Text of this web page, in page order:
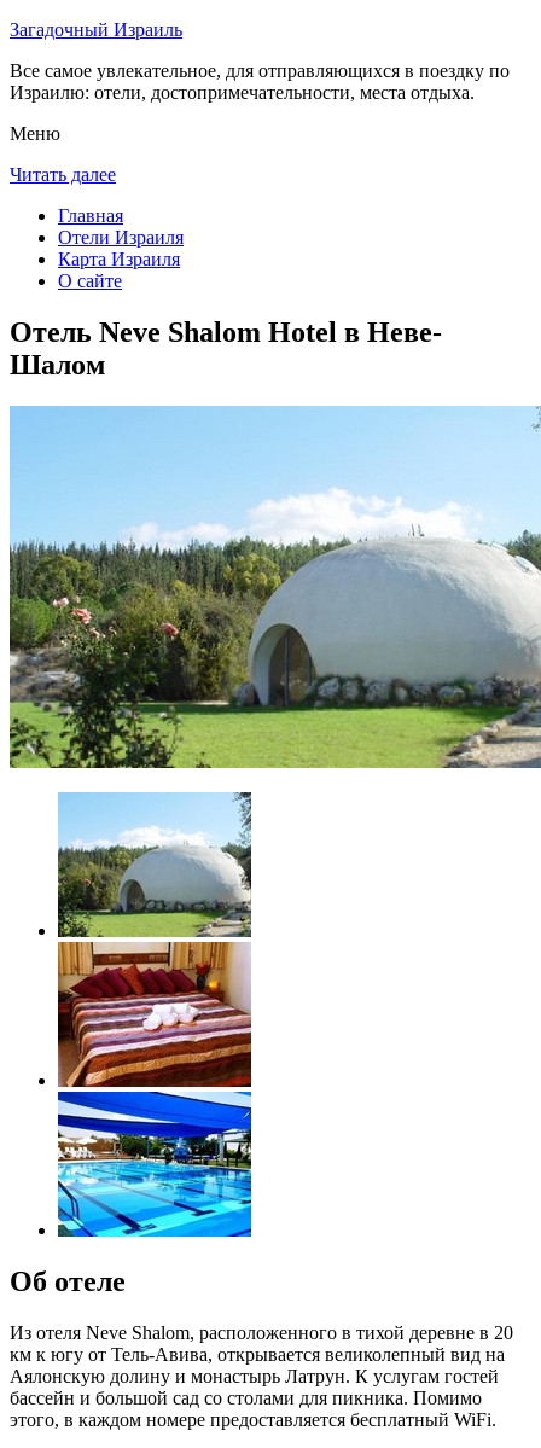
Загадочный Израиль
Все самое увлекательное, для отправляющихся в поездку по
Израилю: отели, достопримечательности, места отдыха.
Меню
Читать далее
Главная
Отели Израиля
Карта Израиля
О сайте
Отель Neve Shalom Hotel в Неве-
Шалом
Об отеле
Из отеля Neve Shalom, расположенного в тихой деревне в 20
км к югу от Тель-Авива, открывается великолепный вид на
Аялонскую долину и монастырь Латрун. К услугам гостей
бассейн и большой сад со столами для пикника. Помимо
этого, в каждом номере предоставляется бесплатный WiFi.